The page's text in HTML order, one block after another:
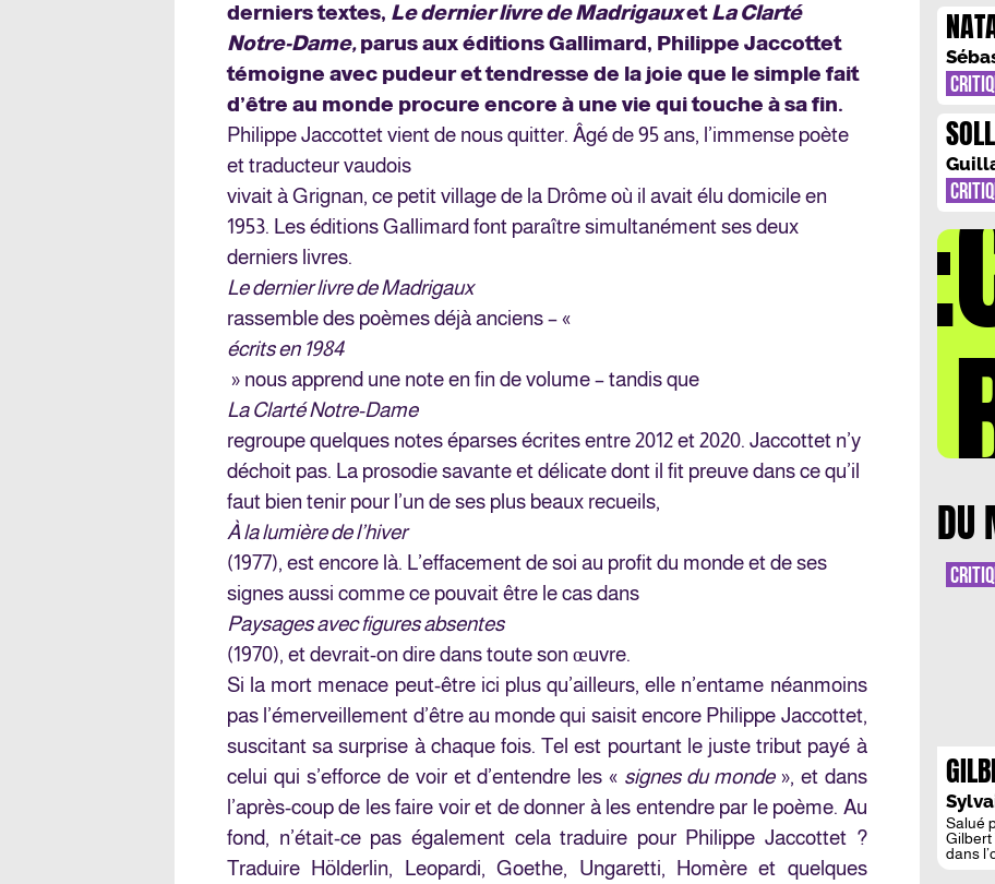
derniers textes, Le dernier livre de MadrigauxetLa Clarté
Notre-Dame,parus aux éditions Gallimard, Philippe Jaccottet
témoigne avec pudeur et tendresse de la joie que le simple fait
d’être au monde procure encore à une vie qui touche à sa fin.
Philippe Jaccottet vient de nous quitter. Âgé de 95 ans, l’immense poète
et traducteur vaudois
vivait à Grignan, ce petit village de la Drôme où il avait élu domicile en
1953. Les éditions Gallimard font paraître simultanément ses deux
derniers livres.
Le dernier livre de Madrigaux
rassemble des poèmes déjà anciens – «
écrits en 1984
» nous apprend une note en fin de volume – tandis que
La Clarté Notre-Dame
regroupe quelques notes éparses écrites entre 2012 et 2020. Jaccottet n’y
déchoit pas. La prosodie savante et délicate dont il fit preuve dans ce qu’il
faut bien tenir pour l’un de ses plus beaux recueils,
À la lumière de l’hiver
(1977), est encore là. L’effacement de soi au profit du monde et de ses
signes aussi comme ce pouvait être le cas dans
Paysages avec figures absentes
(1970), et devrait-on dire dans toute son œuvre.
Si la mort menace peut-être ici plus qu’ailleurs, elle n’entame néanmoins
pas l’émerveillement d’être au monde qui saisit encore Philippe Jaccottet,
suscitant sa surprise à chaque fois. Tel est pourtant le juste tribut payé à
celui qui s’efforce de voir et d’entendre les « signes du monde», et dans
l’après-coup de les faire voir et de donner à les entendre par le poème. Au
fond, n’était-ce pas également cela traduire pour Philippe Jaccottet ?
Traduire Hölderlin, Leopardi, Goethe, Ungaretti, Homère et quelques
LA DU
Salué
Gilbert
dans